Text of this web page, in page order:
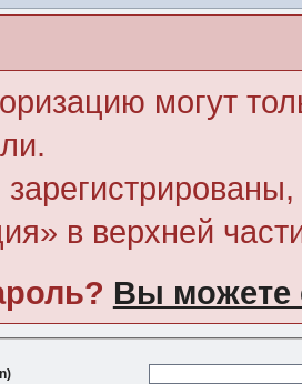
могут
в верхней
Вы можете